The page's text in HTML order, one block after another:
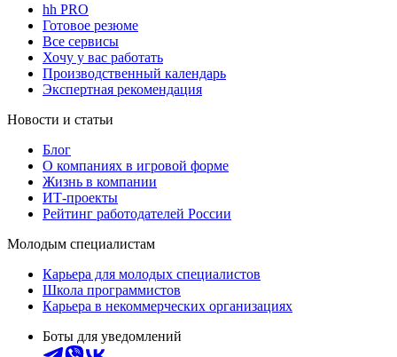
hh PRO
Готовое резюме
Все сервисы
Хочу у вас работать
Производственный календарь
Экспертная рекомендация
Новости и статьи
Блог
О компаниях в игровой форме
Жизнь в компании
ИТ-проекты
Рейтинг работодателей России
Молодым специалистам
Карьера для молодых специалистов
Школа программистов
Карьера в некоммерческих организациях
Боты для уведомлений